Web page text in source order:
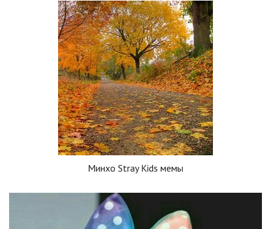
Минхо Stray Kids мемы